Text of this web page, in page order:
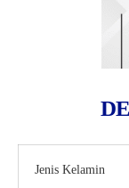
Jenis Kelamin